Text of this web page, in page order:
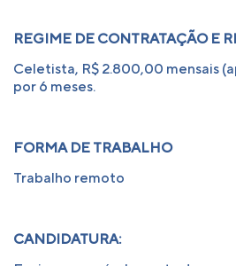
REGIME DE CONTRATAÇÃO E
Celetista, R$ 2.800,00 mensais
por 6 meses.
FORMA DE TRABALHO
Trabalho remoto
CANDIDATURA: